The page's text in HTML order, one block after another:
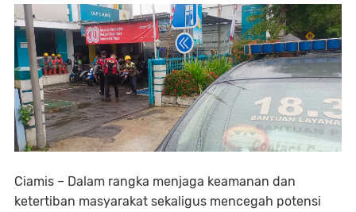
Ciamis – Dalam rangka menjaga keamanan dan
ketertiban masyarakat sekaligus mencegah potensi